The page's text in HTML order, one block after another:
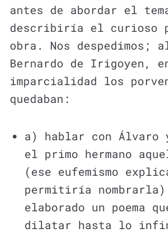
antes de abordar el
describiría el curioso
obra. Nos despedimos;
Bernardo de Irigoyen,
imparcialidad los
quedaban:
a) hablar con Álvaro
el primo hermano
(ese eufemismo
permitiría nombrarla)
elaborado un poema
dilatar hasta lo